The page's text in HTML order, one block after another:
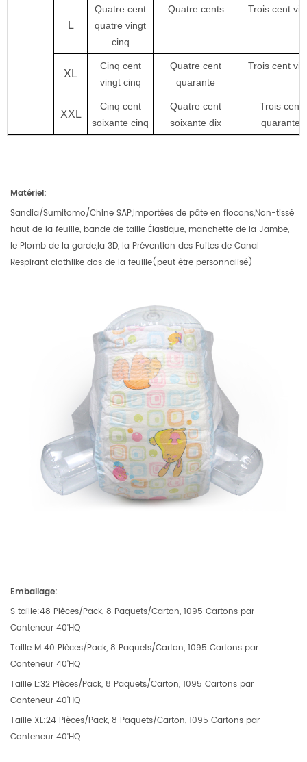
L
Quatre cent
quatre vingt
cinq
Quatre cents Trois cent
XL
Cinq cent
vingt cinq
Quatre cent
quarante
Trois cent
XXL
Cinq cent
soixante cinq
Quatre cent
soixante dix
Trois cent
quarante
Matériel:
Sandia/Sumitomo/Chine SAP,Importées de pâte en flocons,Non-tissé
haut de la feuille, bande de taille Élastique, manchette de la Jambe,
le Plomb de la garde,la 3D, la Prévention des Fuites de Canal
Respirant clothlike dos de la feuille(peut être personnalisé)
Emballage:
S taille:48 Pièces/Pack, 8 Paquets/Carton, 1095 Cartons par
Conteneur 40'HQ
Taille M:40 Pièces/Pack, 8 Paquets/Carton, 1095 Cartons par
Conteneur 40'HQ
Taille L:32 Pièces/Pack, 8 Paquets/Carton, 1095 Cartons par
Conteneur 40'HQ
Taille XL:24 Pièces/Pack, 8 Paquets/Carton, 1095 Cartons par
Conteneur 40'HQ